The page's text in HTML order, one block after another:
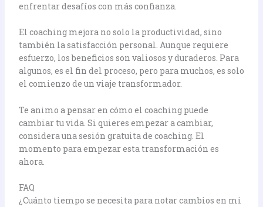
enfrentar desafíos con más confianza.
El coaching mejora no solo la productividad, sino
también la satisfacción personal. Aunque requiere
esfuerzo, los beneficios son valiosos y duraderos. Para
algunos, es el fin del proceso, pero para muchos, es solo
el comienzo de un viaje transformador.
Te animo a pensar en cómo el coaching puede
cambiar tu vida. Si quieres empezar a cambiar,
considera una sesión gratuita de coaching. El
momento para empezar esta transformación es
ahora.
FAQ
¿Cuánto tiempo se necesita para notar cambios en mi